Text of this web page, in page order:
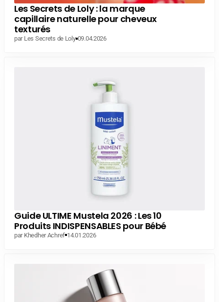
Les Secrets de Loly : la marque
capillaire naturelle pour cheveux
texturés
par Les Secrets de Loly 09.04.2026
Guide ULTIME Mustela 2026 : Les 10
Produits INDISPENSABLES pour Bébé
par Khedher Achref 14.01.2026